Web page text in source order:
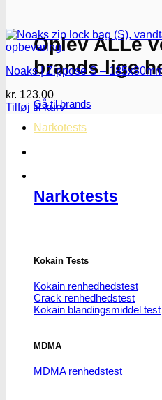
Oplev ALLe
brands lige
Gå til brands
Narkotests
Narkotests
Kokain Tests
Kokain renhedhedstest
Crack renhedhedstest
Kokain blandingsmiddel test
MDMA
MDMA renhedstest
Noaks | Zippose S –
kr. 123.00
Tilføj til kurv